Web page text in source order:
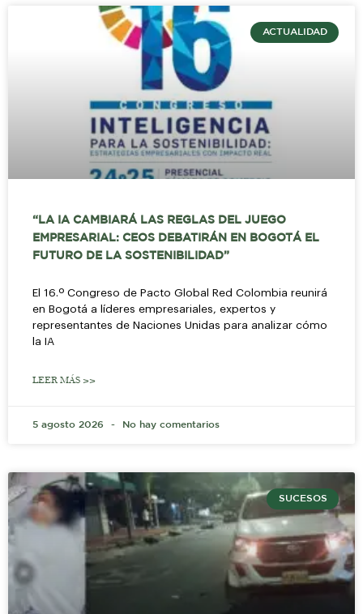
ACTUALIDAD
“LA IA CAMBIARÁ LAS REGLAS DEL JUEGO
EMPRESARIAL: CEOS DEBATIRÁN EN BOGOTÁ EL
FUTURO DE LA SOSTENIBILIDAD”
El 16.º Congreso de Pacto Global Red Colombia reunirá
en Bogotá a líderes empresariales, expertos y
representantes de Naciones Unidas para analizar cómo
la IA
LEER MÁS >>
5 agosto 2026 No hay comentarios
SUCESOS